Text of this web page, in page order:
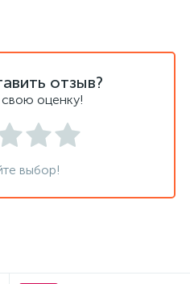
отзыв?
свою оценку!
выбор!